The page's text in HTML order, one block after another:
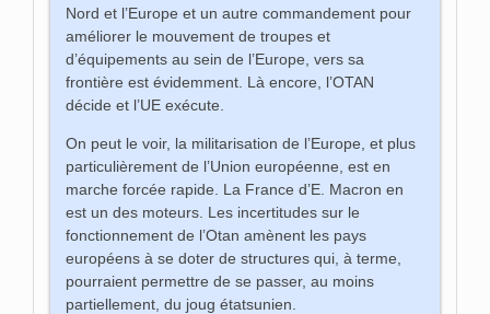
Nord et l’Europe et un autre commandement pour
améliorer le mouvement de troupes et
d’équipements au sein de l’Europe, vers sa
frontière est évidemment. Là encore, l’OTAN
décide et l’UE exécute.
On peut le voir, la militarisation de l’Europe, et plus
particulièrement de l’Union européenne, est en
marche forcée rapide. La France d’E. Macron en
est un des moteurs. Les incertitudes sur le
fonctionnement de l’Otan amènent les pays
européens à se doter de structures qui, à terme,
pourraient permettre de se passer, au moins
partiellement, du joug étatsunien.